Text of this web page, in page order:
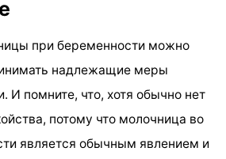
при беременности можно
надлежащие меры
И помните, что, хотя обычно нет
потому что молочница во
является обычным явлением и